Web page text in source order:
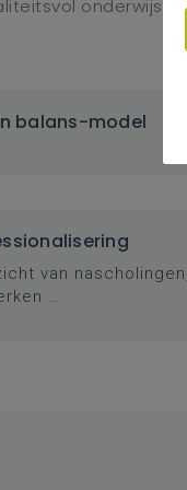
onderwijs
balans-model
van
…